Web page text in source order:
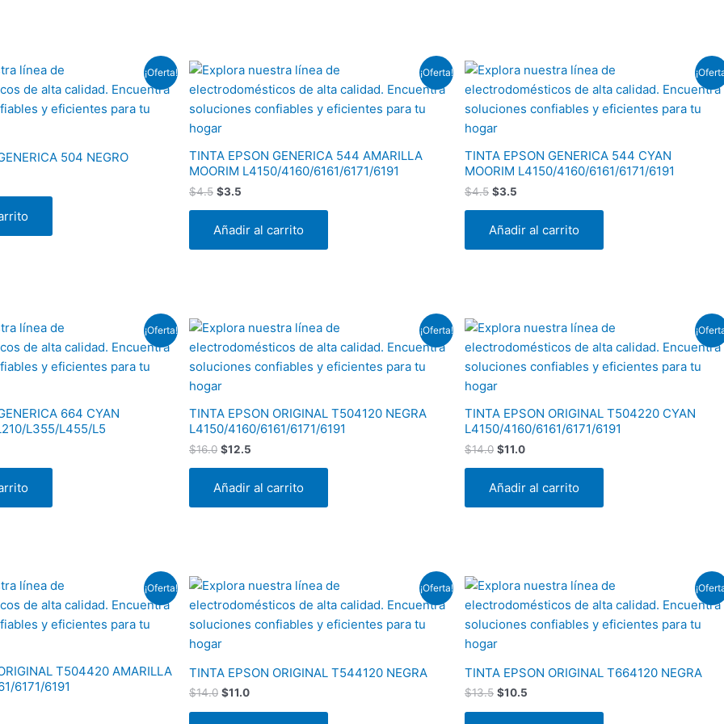
¡Oferta!
504 NEGRO
¡Oferta!
TINTA EPSON GENERICA 544 AMARILLA
MOORIM L4150/4160/6161/6171/6191
$4.5
El
precio
original
era:
$3.5
El
actual
es:
Añadir al carrito
TINTA EPSON GENERICA 544 CYAN
MOORIM L4150/4160/6161/6171/6191
$4.5
El
precio
original
era:
$3.5
El
actual
es:
Añadir al carrito
¡Oferta!
664 CYAN
L355/L455/L5
¡Oferta!
TINTA EPSON ORIGINAL T504120 NEGRA
L4150/4160/6161/6171/6191
$16.0
El
original
era:
$12.5
El
actual
es:
Añadir al carrito
TINTA EPSON ORIGINAL T504220 CYAN
L4150/4160/6161/6171/6191
$14.0
El
original
era:
$11.0
El
actual
es:
Añadir al carrito
¡Oferta!
T504420 AMARILLA
6171/6191
¡Oferta!
TINTA EPSON ORIGINAL T544120 NEGRA
$14.0
El
original
era:
$11.0
El
actual
es:
TINTA EPSON ORIGINAL T664120 NEGRA
$13.5
El
original
era:
$10.5
El
actual
es: